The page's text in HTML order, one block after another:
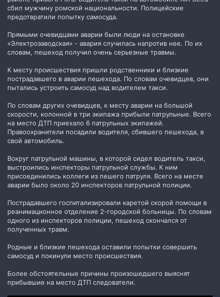
сбил мужчину ромской национальности. Полицейские
предотвратили попытку самосуда.
Прямыми очевидцами аварии были люди на остановке
«Электрозаводская» - авария случилась напротив нее. По их
словам, пешеход получил очень серьезные травмы.
К месту происшествия пришли родственники и близкие
пострадавшего в аварии пешехода. По словам очевидцев, они
пытались устроить самосуд над водителем такси.
По словам других очевидцев, к месту аварии на большой
скорости, колонной в три экипажа прибыли патрульные. Всего
на место ДТП приехало 6 патрульных экипажей.
Правоохранители посадили водителя, сбившего пешехода, в
свой автомобиль.
Вокруг патрульной машины, в которой сидел водитель такси,
выстроились инспекторы патрульной службы. К ним
присоединились коллеги из пешего патруля. Всего на месте
аварии было около 20 инспекторов патрульной полиции.
Пострадавшего госпитализировали каретой скорой помощи в
реанимационное отделение 2-городской больницы. По словам
одного из инспекторов полиции, пешеход скончался от
полученных травм.
Родные и близкие пешехода оставили попытки совершить
самосуд и покинули место происшествия.
Более обстоятельные причины произошедшего выяснят
прибывшие на место ДТП следователи.